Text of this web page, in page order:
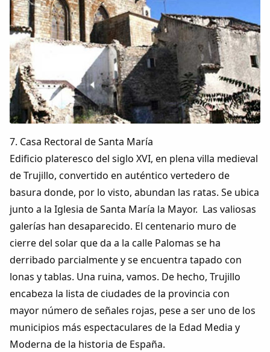
7. Casa Rectoral de Santa María
Edificio plateresco del siglo XVI, en plena villa medieval
de Trujillo, convertido en auténtico vertedero de
basura donde, por lo visto, abundan las ratas. Se ubica
junto a la Iglesia de Santa María la Mayor. Las valiosas
galerías han desaparecido. El centenario muro de
cierre del solar que da a la calle Palomas se ha
derribado parcialmente y se encuentra tapado con
lonas y tablas. Una ruina, vamos. De hecho, Trujillo
encabeza la lista de ciudades de la provincia con
mayor número de señales rojas, pese a ser uno de los
municipios más espectaculares de la Edad Media y
Moderna de la historia de España.
Comparte
Compartir en Facebook
Compartir en Twitter